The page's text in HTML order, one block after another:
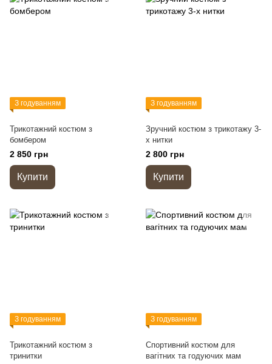
З годуванням
Трикотажний костюм з
бомбером
2 850 грн
Купити
З годуванням
Зручний костюм з трикотажу 3-
х нитки
2 800 грн
Купити
З годуванням
Трикотажний костюм з
тринитки
З годуванням
Спортивний костюм для
вагітних та годуючих мам